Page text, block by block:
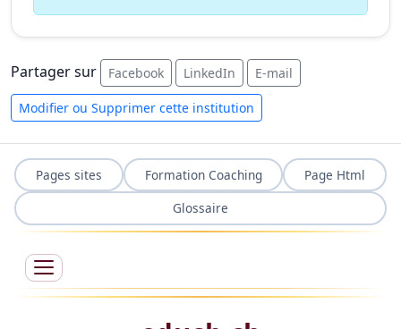
Partager sur Facebook LinkedIn E-mail
Modifier ou Supprimer cette institution
Pages sites Formation Coaching
Page Html
Glossaire